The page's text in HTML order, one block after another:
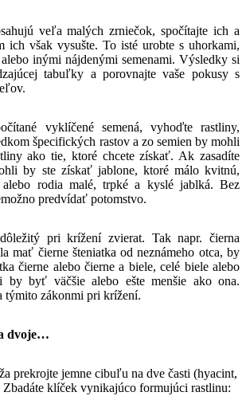
veľa malých zrniečok, spočítajte ich a
ich však vysušte. To isté urobte s uhorkami,
inými nájdenými semenami. Výsledky si
tabuľky a porovnajte vaše pokusy s
vyklíčené semená, vyhoďte rastliny,
špecifických rastov a zo semien by mohli
ako tie, ktoré chcete získať. Ak zasadíte
by ste získať jablone, ktoré málo kvitnú,
alebo rodia malé, trpké a kyslé jablká. Bez
predvídať potomstvo.
pri krížení zvierat. Tak napr. čierna
mať čierne šteniatka od neznámeho otca, by
čierne alebo čierne a biele, celé biele alebo
by byť väčšie alebo ešte menšie ako ona.
týmito zákonmi pri krížení.
dvoje…
prekrojte jemne cibuľu na dve časti (hyacint,
Zbadáte klíček vynikajúco formujúci rastlinu: